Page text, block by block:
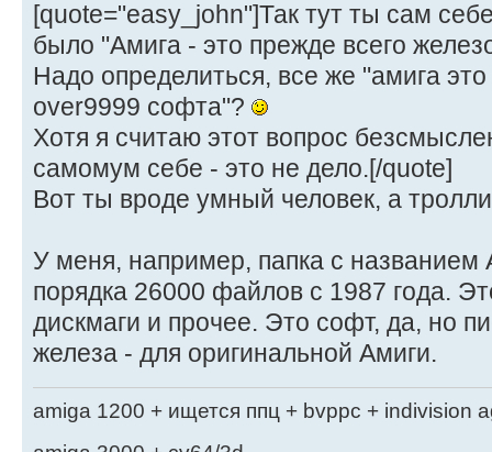
[quote="easy_john"]Так тут ты сам
было "Амига - это прежде всего
Надо определиться, все же "амига
over9999 софта"?
Хотя я считаю этот вопрос
самомум себе - это не дело.[/quote]
Вот ты вроде умный человек, а
У меня, например, папка с названием
порядка 26000 файлов с 1987 года.
дискмаги и прочее. Это софт, да, но
железа - для оригинальной Амиги.
amiga 1200 + ищется ппц + bvppc + indivision